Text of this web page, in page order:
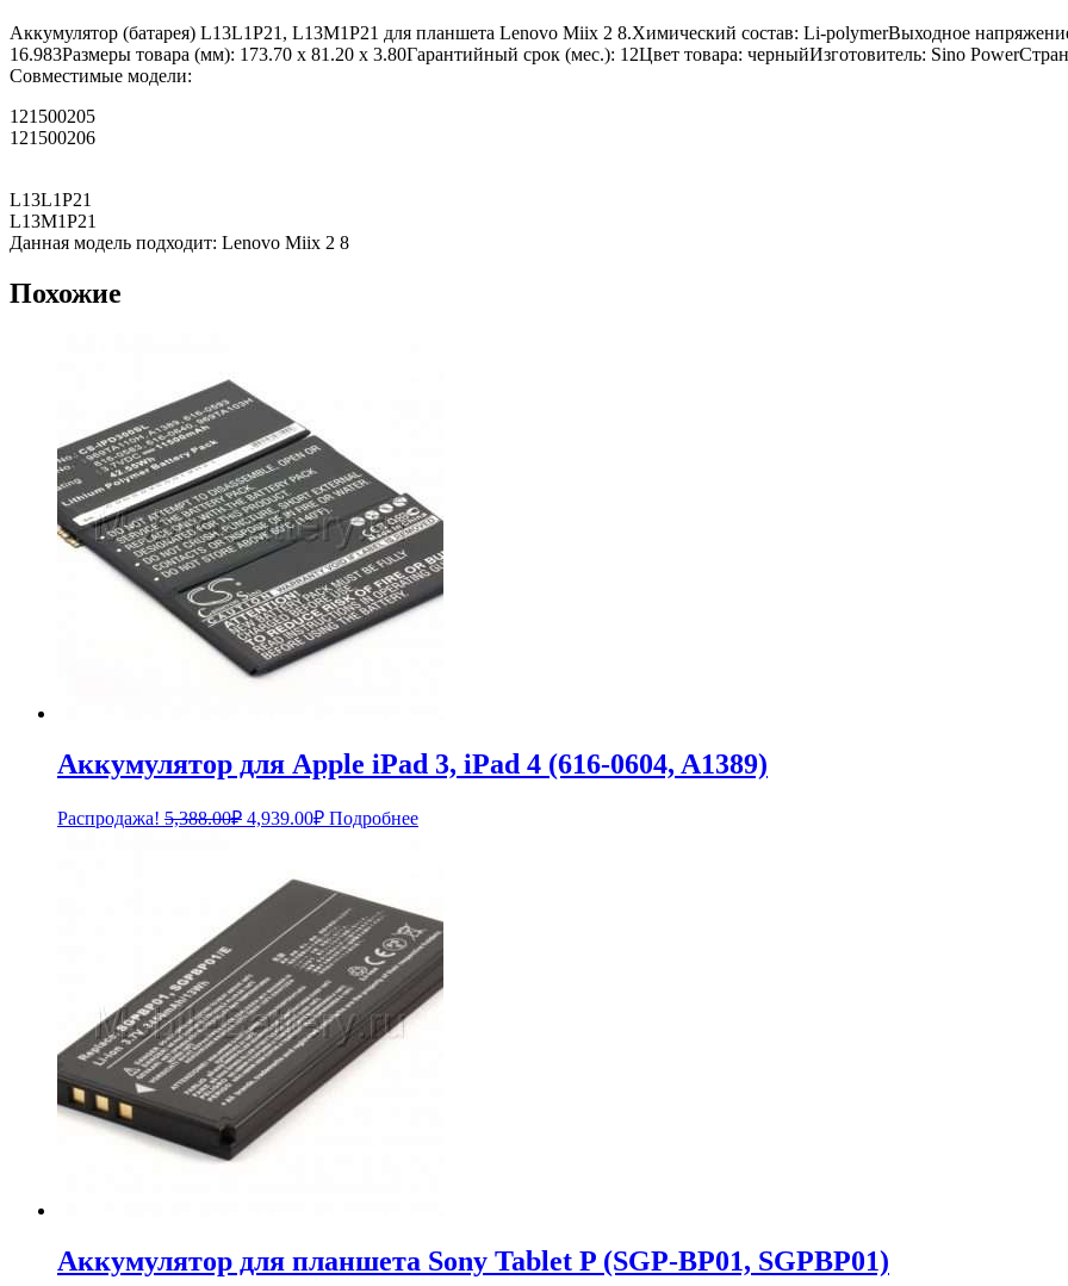
Аккумулятор (батарея) L13L1P21, L13M1P21 для планшета Lenovo Miix 2 8.Химический состав: Li-polymerВыходное
16.983Размеры товара (мм): 173.70 x 81.20 x 3.80Гарантийный срок (мес.): 12Цвет товара: черныйИзготовитель: Sino
Совместимые модели:
121500205
121500206
L13L1P21
L13M1P21
Данная модель подходит: Lenovo Miix 2 8
Похожие
Аккумулятор для Apple iPad 3, iPad 4 (616-0604, A1389)
Распродажа! 5,388.00₽ Первоначальная
5,388.00₽.
4,939.00₽Текущая
цена:
Подробнее
Аккумулятор для планшета Sony Tablet P (SGP-BP01, SGPBP01)